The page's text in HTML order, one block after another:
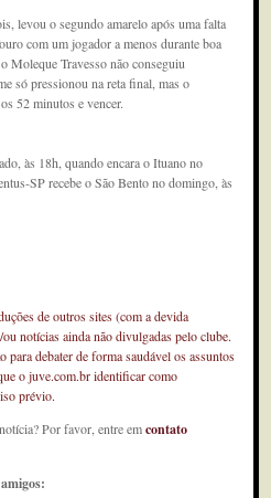
levou o segundo amarelo após uma falta
com um jogador a menos durante boa
Moleque Travesso não conseguiu
só pressionou na reta final, mas o
52 minutos e vencer.
às 18h, quando encara o Ituano no
SP recebe o São Bento no domingo, às
de outros sites (com a devida
notícias ainda não divulgadas pelo clube.
para debater de forma saudável os assuntos
o juve.com.br identificar como
prévio.
Por favor, entre emcontato